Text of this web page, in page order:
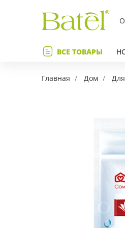
ВСЕ ТОВАРЫ
Главная Дом